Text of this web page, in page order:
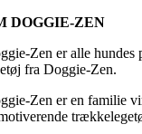
DOGGIE-ZEN
Zen er alle
fra Doggie-Zen.
Zen er en familie